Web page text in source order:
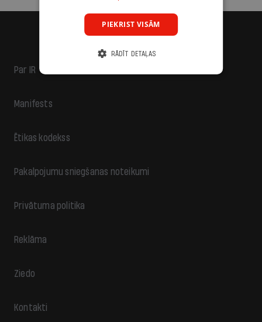
Par IR
Manifests
Ētikas kodekss
Pakalpojumu sniegšanas noteikumi
Privātuma politika
Reklāma
Ziedo
Kontakti
PIEKRIST VISĀM
RĀDĪT DETAĻAS